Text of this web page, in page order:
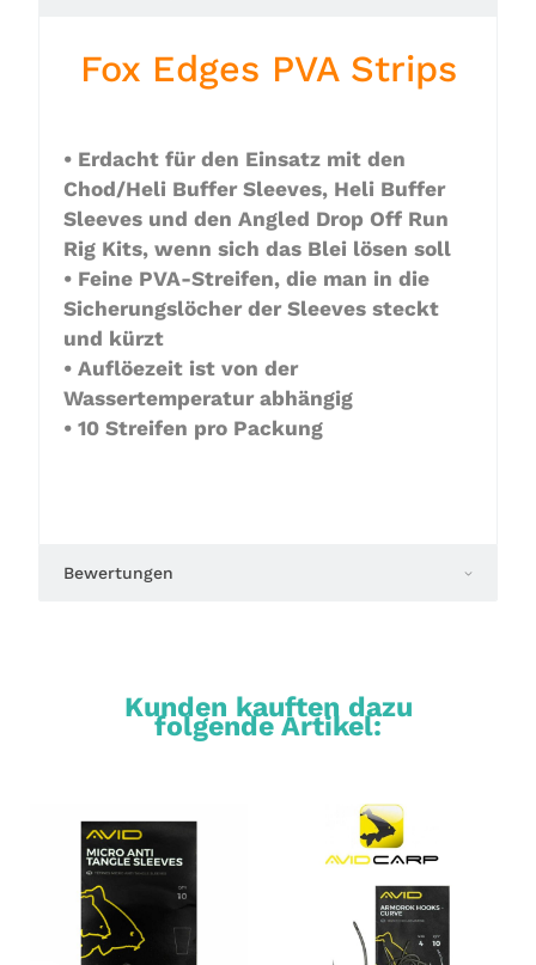
Fox Edges PVA Strips
• Erdacht für den Einsatz mit den
Chod/Heli Buffer Sleeves, Heli Buffer
Sleeves und den Angled Drop Off Run
Rig Kits, wenn sich das Blei lösen soll
• Feine PVA-Streifen, die man in die
Sicherungslöcher der Sleeves steckt
und kürzt
• Auflöezeit ist von der
Wassertemperatur abhängig
• 10 Streifen pro Packung
Bewertungen
Kunden kauften dazu
folgende Artikel: